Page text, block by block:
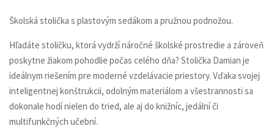
Školská stolička s plastovým sedákom a pružnou podnožou.
Hľadáte stoličku, ktorá vydrží náročné školské prostredie a zároveň
poskytne žiakom pohodlie počas celého dňa? Stolička Damian je
ideálnym riešením pre moderné vzdelávacie priestory. Vďaka svojej
inteligentnej konštrukcii, odolným materiálom a všestrannosti sa
dokonale hodí nielen do tried, ale aj do knižníc, jedální či
multifunkčných učební.